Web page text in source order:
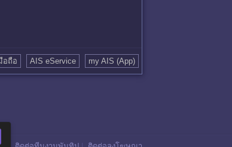
อถือ AIS eService my AIS (App)